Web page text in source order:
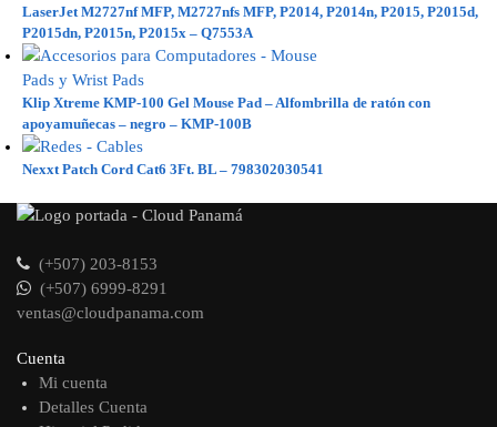
LaserJet M2727nf MFP, M2727nfs MFP, P2014, P2014n, P2015, P2015d,
P2015dn, P2015n, P2015x – Q7553A
Klip Xtreme KMP-100 Gel Mouse Pad – Alfombrilla de ratón con
apoyamuñecas – negro – KMP-100B
Nexxt Patch Cord Cat6 3Ft. BL – 798302030541
(+507) 203-8153
(+507) 6999-8291
ventas@cloudpanama.com
Cuenta
Mi cuenta
Detalles Cuenta